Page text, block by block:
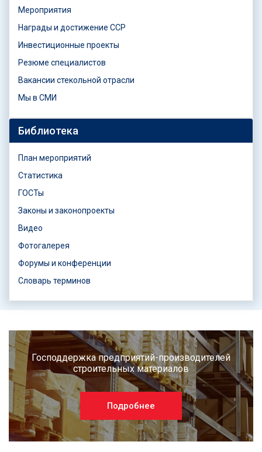
Мероприятия
Награды и достижение ССР
Инвестиционные проекты
Резюме специалистов
Вакансии стекольной отрасли
Мы в СМИ
Библиотека
План мероприятий
Статистика
ГОСТы
Законы и законопроекты
Видео
Фотогалерея
Форумы и конференции
Словарь терминов
Господдержка предприятий-производителей
строительных материалов
Подробнее